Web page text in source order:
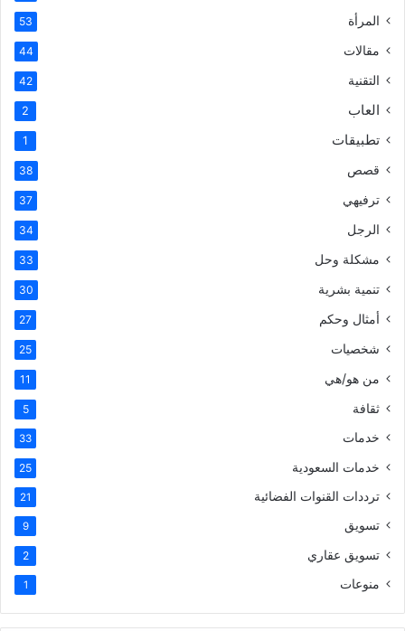
المرأة 53
مقالات 44
التقنية 42
العاب 2
تطبيقات 1
قصص 38
ترفيهي 37
الرجل 34
مشكلة وحل 33
تنمية بشرية 30
أمثال وحكم 27
شخصيات 25
من هو/هي 11
ثقافة 5
خدمات 33
خدمات السعودية 25
ترددات القنوات الفضائية 21
تسويق 9
تسويق عقاري 2
منوعات 1